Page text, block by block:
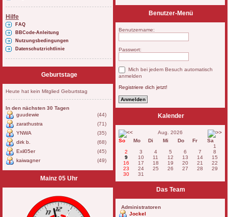
Hilfe
FAQ
BBCode-Anleitung
Nutzungsbedingungen
Datenschutzrichtlinie
Geburtstage
Heute hat kein Mitglied Geburtstag
In den nächsten 30 Tagen
guudewie
(44)
zarathustra
(71)
YNWA
(35)
dirk b.
(68)
Exil05er
(45)
kaiwagner
(49)
Mainz 05 Uhr
Benutzer-Menü
Benutzername:
Passwort:
Mich bei jedem Besuch automatisch
anmelden
Registriere dich jetzt!
Kalender
Aug. 2026
So
Mo Di Mi Do Fr
Sa
1
2
3 4 5 6 7
8
9
10 11 12 13 14
15
16
17 18 19 20 21
22
23
24 25 26 27 28
29
30
31
Das Team
Administratoren
Jockel